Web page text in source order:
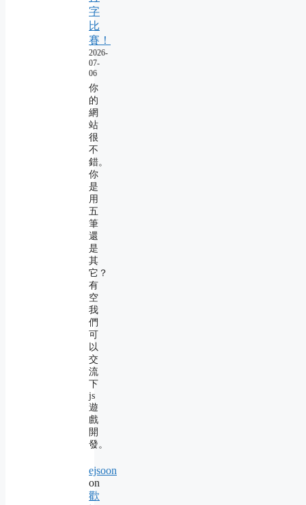
字
比
賽！
2026-
07-
06
你
的
網
站
很
不
錯。
你
是
用
五
筆
還
是
其
它？
有
空
我
們
可
以
交
流
下
js
遊
戲
開
發。
ejsoon
on
歡